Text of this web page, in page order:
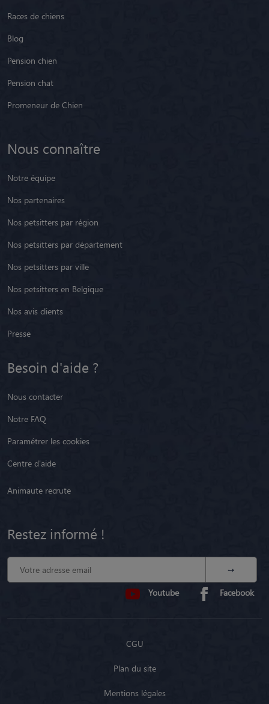
Races de chiens
Blog
Pension chien
Pension chat
Promeneur de Chien
Nous connaître
Notre équipe
Nos partenaires
Nos petsitters par région
Nos petsitters par département
Nos petsitters par ville
Nos petsitters en Belgique
Nos avis clients
Presse
Besoin d'aide ?
Nous contacter
Notre FAQ
Paramétrer les cookies
Centre d'aide
Animaute recrute
Restez informé !
Youtube Facebook
CGU
Plan du site
Mentions légales